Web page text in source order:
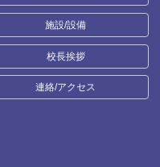
施設/設備
校長挨拶
連絡/アクセス